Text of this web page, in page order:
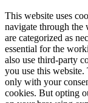
This website uses
navigate through the
are categorized as
essential for the
also use third-party
you use this
only with your
cookies. But opting